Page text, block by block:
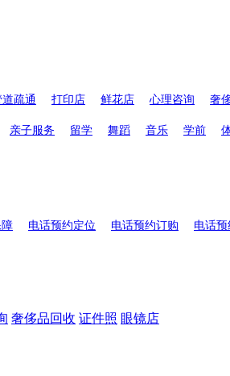
道疏通 打印店 鲜花店 心理咨询 奢
亲子服务 留学 舞蹈 音乐 学前
电话预约定位 电话预约订购 电话
奢侈品回收 证件照 眼镜店